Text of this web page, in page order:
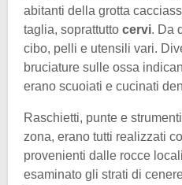
abitanti della grotta
taglia, soprattutto cervi. Da
cibo, pelli e utensili vari.
bruciature sulle ossa
erano scuoiati e cucinati
Raschietti, punte e
zona, erano tutti realizzati
provenienti dalle rocce
esaminato gli strati di